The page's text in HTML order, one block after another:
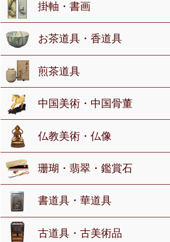
掛軸・書画
お茶道具・香道具
煎茶道具
中国美術・中国骨董
仏教美術・仏像
珊瑚・翡翠・鑑賞石
書道具・華道具
古道具・古美術品